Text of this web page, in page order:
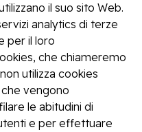
il suo sito Web.
analytics di terze
per il loro
che chiameremo
utilizza cookies
vengono
le abitudini di
e per effettuare